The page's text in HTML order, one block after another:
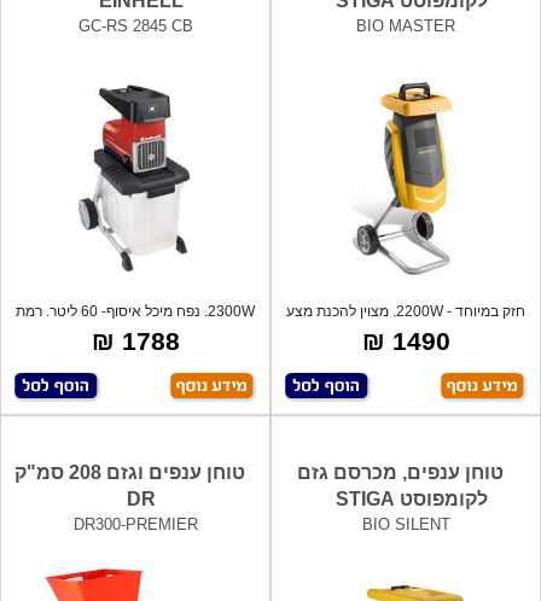
BIO MASTER
חזק במיוחד - 2200W. מצוין להכנת מצע
וקומ
1490 ₪
GC-RS 2845 CB
2300W. נפח מיכל איסוף- 60 ליטר. רמת
רעש
1788 ₪
טוחן ענפים, מכרסם גזם
לקומפוסט STIGA
BIO SILENT
טוחן ענפים וגזם 208 סמ"ק
DR
DR300-PREMIER